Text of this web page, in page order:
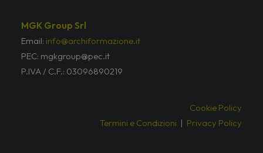
MGK Group Srl
Email: info@archiformazione.it
PEC: mgkgroup@pec.it
P.IVA / C.F.: 03096890219
Cookie Policy
Termini e Condizioni | Privacy Policy